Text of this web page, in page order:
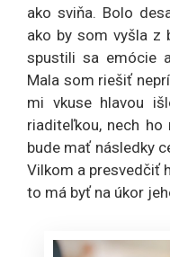
ako sviňa. Bolo
ako by som vyšla z
spustili sa emócie
Mala som riešiť
mi vkuse hlavou
riaditeľkou, nech
bude mať následky
Vilkom a presvedčiť
to má byť na úkor